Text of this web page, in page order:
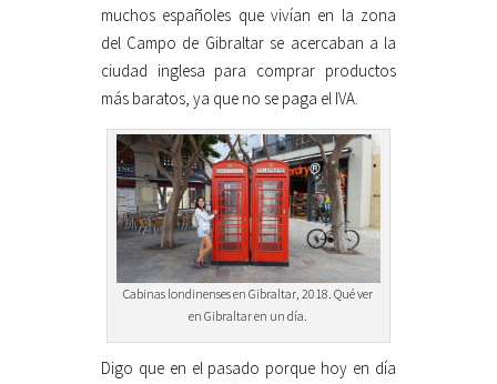
muchos españoles que vivían en la zona
del Campo de Gibraltar se acercaban a la
ciudad inglesa para comprar productos
más baratos, ya que no se paga el IVA.
Cabinas londinenses en Gibraltar, 2018. Qué ver
en Gibraltar en un día.
Digo que en el pasado porque hoy en día